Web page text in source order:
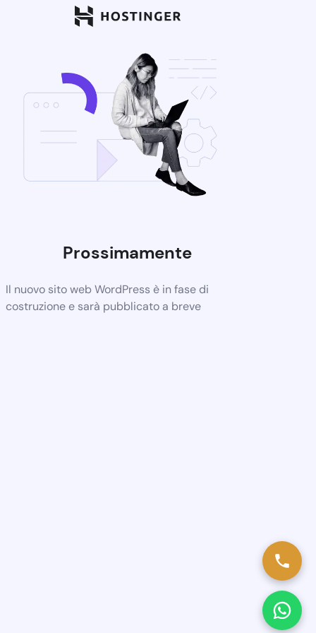
Prossimamente
Il nuovo sito web WordPress è in fase di
costruzione e sarà pubblicato a breve